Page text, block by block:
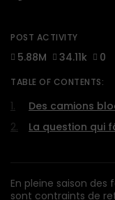
En pleine saison des
sont contraints de
POST ACTIVITY
5.88M 34.11k 0
TABLE OF CONTENTS:
Des camions
La question qui